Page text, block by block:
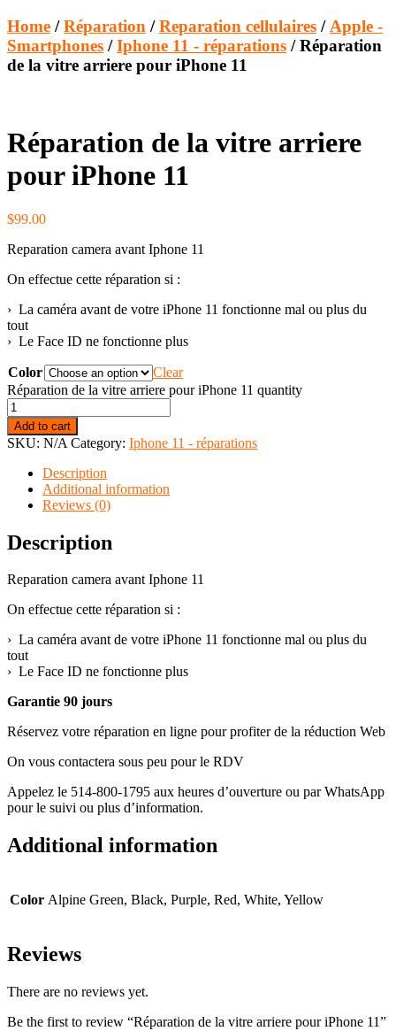
Home /Réparation /Reparation cellulaires / Apple -
Smartphones /Iphone 11 - réparations / Réparation
de la vitre arriere pour iPhone 11
Réparation de la vitre arriere
pour iPhone 11
$99.00
Reparation camera avant Iphone 11
On effectue cette réparation si :
› La caméra avant de votre iPhone 11 fonctionne mal ou plus du
tout
› Le Face ID ne fonctionne plus
Color
Clear
Réparation de la vitre arriere pour iPhone 11 quantity
Add to cart
SKU: N/A Category: Iphone 11 - réparations
Description
Additional information
Reviews (0)
Description
Reparation camera avant Iphone 11
On effectue cette réparation si :
› La caméra avant de votre iPhone 11 fonctionne mal ou plus du
tout
› Le Face ID ne fonctionne plus
Garantie 90 jours
Réservez votre réparation en ligne pour profiter de la réduction Web
On vous contactera sous peu pour le RDV
Appelez le 514-800-1795 aux heures d’ouverture ou par WhatsApp
pour le suivi ou plus d’information.
Additional information
Color Alpine Green, Black, Purple, Red, White, Yellow
Reviews
There are no reviews yet.
Be the first to review “Réparation de la vitre arriere pour iPhone 11”